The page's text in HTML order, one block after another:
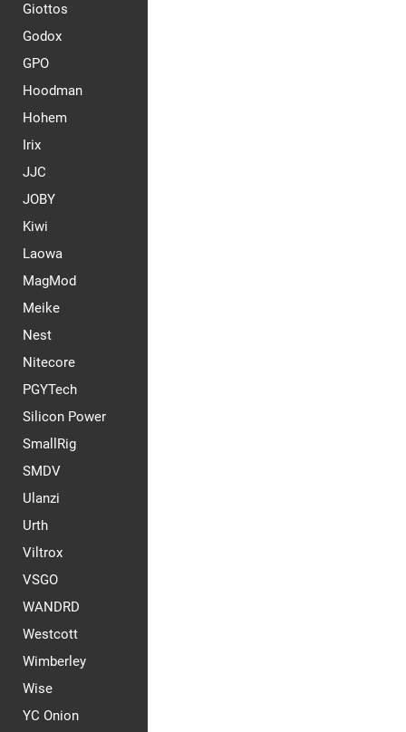
Giottos
Godox
GPO
Hoodman
Hohem
Irix
JJC
JOBY
Kiwi
Laowa
MagMod
Meike
Nest
Nitecore
PGYTech
Silicon Power
SmallRig
SMDV
Ulanzi
Urth
Viltrox
VSGO
WANDRD
Westcott
Wimberley
Wise
YC Onion